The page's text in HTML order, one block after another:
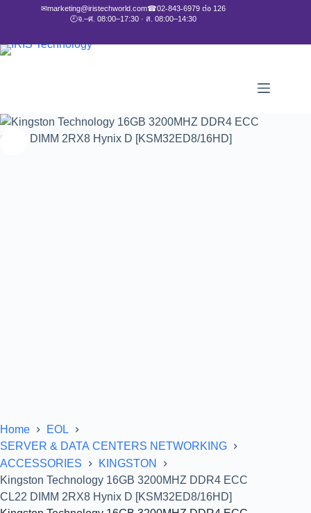
✉marketing@iristechworld.com☎02-843-6979 ต่อ 126
🕘จ.–ศ. 08:00–17:30 · ส. 08:00–14:30
Home
EOL
SERVER & DATA CENTERS NETWORKING
ACCESSORIES
KINGSTON
Kingston Technology 16GB 3200MHZ DDR4 ECC
CL22 DIMM 2RX8 Hynix D [KSM32ED8/16HD]